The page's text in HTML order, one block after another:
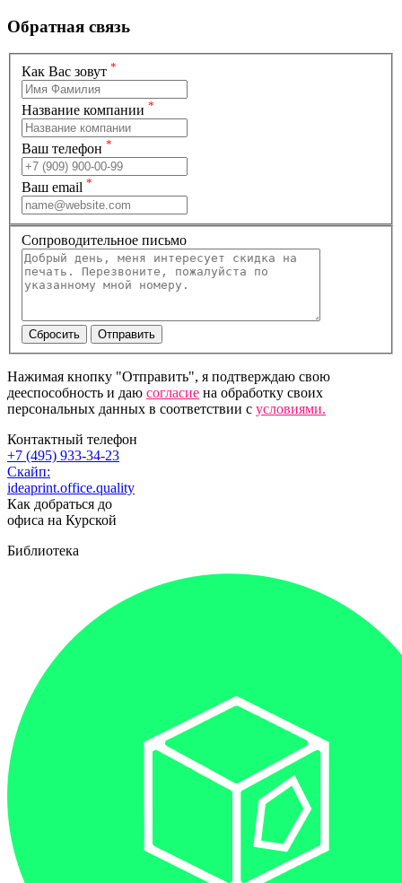
Обратная связь
Как Вас зовут *
Название компании *
Ваш телефон *
Ваш email *
Сопроводительное письмо
Нажимая кнопку "Отправить", я подтверждаю свою
дееспособность и даю согласие на обработку своих
персональных данных в соответствии с условиями.
Контактный телефон
+7 (495) 933-34-23
Скайп:
ideaprint.office.quality
Как добраться до
офиса на Курской
Библиотека